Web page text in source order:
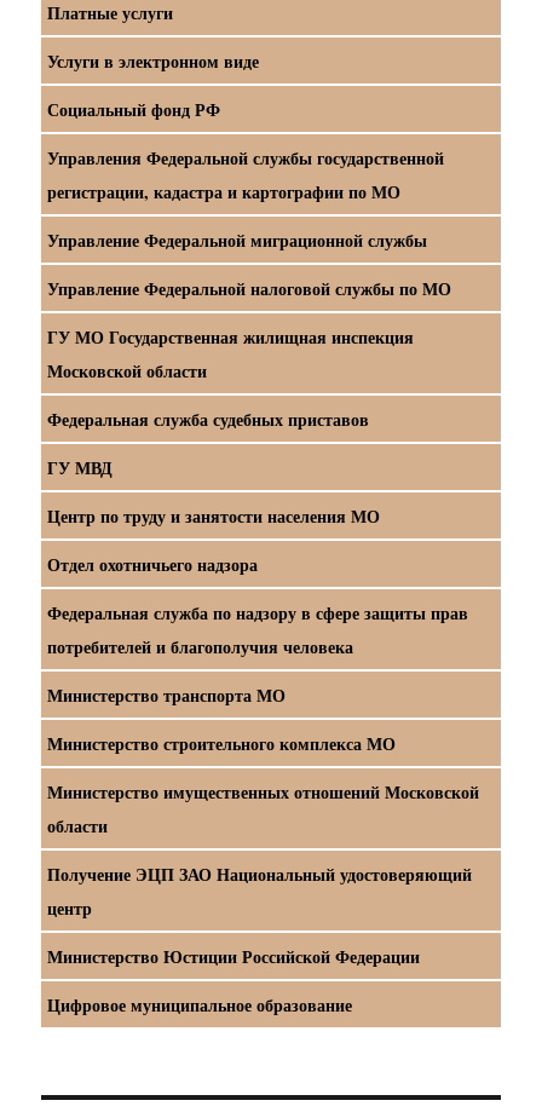
Платные услуги
Услуги в электронном виде
Социальный фонд РФ
Управления Федеральной службы государственной
регистрации, кадастра и картографии по МО
Управление Федеральной миграционной службы
Управление Федеральной налоговой службы по МО
ГУ МО Государственная жилищная инспекция
Московской области
Федеральная служба судебных приставов
ГУ МВД
Центр по труду и занятости населения МО
Отдел охотничьего надзора
Федеральная служба по надзору в сфере защиты прав
потребителей и благополучия человека
Министерство транспорта МО
Министерство строительного комплекса МО
Министерство имущественных отношений Московской
области
Получение ЭЦП ЗАО Национальный удостоверяющий
центр
Министерство Юстиции Российской Федерации
Цифровое муниципальное образование